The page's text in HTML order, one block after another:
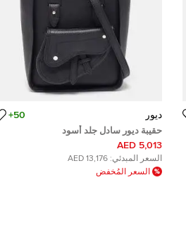
ديور 50+
حقيبة ديور سادل جلد أسود
5,013 AED
السعر المبدئي: 13,176 AED
السعر المُخفض